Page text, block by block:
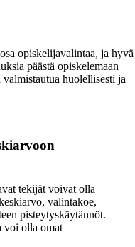
opiskelijavalintaa, ja hyvä
päästä opiskelemaan
huolellisesti ja
tekijät voivat olla
valintakoe,
pisteytyskäytännöt.
voi olla omat